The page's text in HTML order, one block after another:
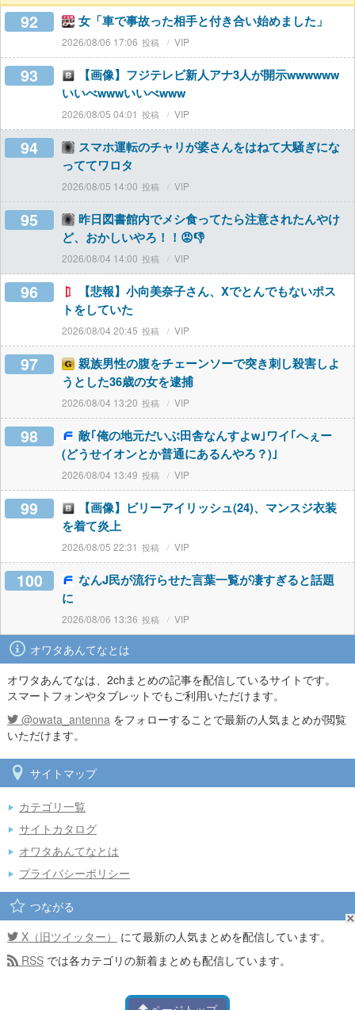
92 女「車で事故った相手と付き合い始めました」
2026/08/06 17:06 VIP
93
【画像】フジテレビ新人アナ3人が開示wwwwww
いいべwwwいいべwww
2026/08/05 04:01 VIP
94
スマホ運転のチャリが婆さんをはねて大騒ぎにな
っててワロタ
2026/08/05 14:00 VIP
95
昨日図書館内でメシ食ってたら注意されたんやけ
ど、おかしいやろ！！😡👎
2026/08/04 14:00 VIP
96
【悲報】小向美奈子さん、Xでとんでもないポス
トをしていた
2026/08/04 20:45 VIP
97
親族男性の腹をチェーンソーで突き刺し殺害しよ
うとした36歳の女を逮捕
2026/08/04 13:20 VIP
98
敵｢俺の地元だいぶ田舎なんすよw｣ワイ｢へぇー
(どうせイオンとか普通にあるんやろ？)｣
2026/08/04 13:49 VIP
99
【画像】ビリーアイリッシュ(24)、マンスジ衣装
を着て炎上
2026/08/05 22:31 VIP
100
なんJ民が流行らせた言葉一覧が凄すぎると話題
に
2026/08/06 13:36 VIP
オワタあんてなとは
オワタあんてなは、2chまとめの記事を配信しているサイトです。
スマートフォンやタブレットでもご利用いただけます。
@owata_antenna をフォローすることで最新の人気まとめが閲覧
いただけます。
サイトマップ
カテゴリ一覧
サイトカタログ
オワタあんてなとは
プライバシーポリシー
つながる
X（旧ツイッター）
にて最新の人気まとめを配信しています。
RSS では各カテゴリの新着まとめも配信しています。